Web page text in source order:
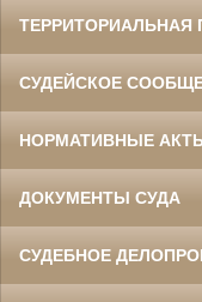
ТЕРРИТОРИАЛЬНАЯ
СУДЕЙСКОЕ
НОРМАТИВНЫЕ
ДОКУМЕНТЫ СУДА
СУДЕБНОЕ